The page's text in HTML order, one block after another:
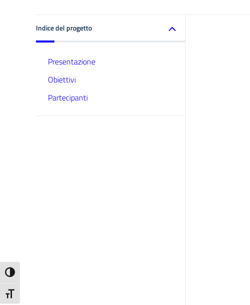
Attiva/disattiva alto contrasto
Attiva/disattiva dimensione testo
Indice del progetto
Presentazione
Obiettivi
Partecipanti